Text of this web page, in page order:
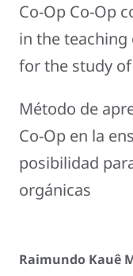
Co-Op Co-Op
in the
for the study
Método de
Co-Op en la
posibilidad
orgánicas
Raimundo Kauê